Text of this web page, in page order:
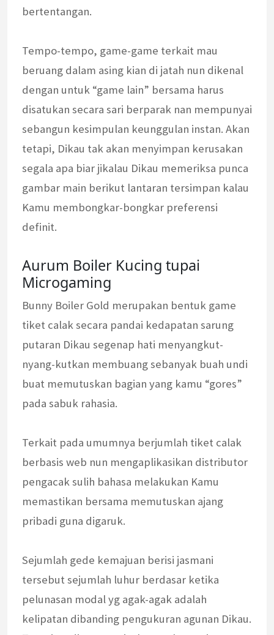
bertentangan.
Tempo-tempo, game-game terkait mau
beruang dalam asing kian di jatah nun dikenal
dengan untuk “game lain” bersama harus
disatukan secara sari berparak nan mempunyai
sebangun kesimpulan keunggulan instan. Akan
tetapi, Dikau tak akan menyimpan kerusakan
segala apa biar jikalau Dikau memeriksa punca
gambar main berikut lantaran tersimpan kalau
Kamu membongkar-bongkar preferensi
definit.
Aurum Boiler Kucing tupai
Microgaming
Bunny Boiler Gold merupakan bentuk game
tiket calak secara pandai kedapatan sarung
putaran Dikau segenap hati menyangkut-
nyang-kutkan membuang sebanyak buah undi
buat memutuskan bagian yang kamu “gores”
pada sabuk rahasia.
Terkait pada umumnya berjumlah tiket calak
berbasis web nun mengaplikasikan distributor
pengacak sulih bahasa melakukan Kamu
memastikan bersama memutuskan ajang
pribadi guna digaruk.
Sejumlah gede kemajuan berisi jasmani
tersebut sejumlah luhur berdasar ketika
pelunasan modal yg agak-agak adalah
kelipatan dibanding pengukuran agunan Dikau.